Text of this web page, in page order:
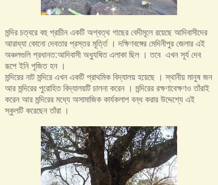
মন্দির চত্বরে বহু প্রাচীন একটি অশ্বত্থ গাছের বেদীমূলে রয়েছে আদিবাসীদের
আরাধ্যা কোনো দেবতার প্রস্তর মূর্ত্তি । দক্ষিণবঙ্গের মেদিনীপুর জেলার এই
অঞ্চলগুলি প্রধানত:আদিবাসী অধ্যুষিত এলাকা ছিল । তবে এখন সূর্য দেব
রূপে ইনি পূজিত হন ।
মন্দিরের নাট মন্দিরে এখন একটি প্রাথমিক বিদ্যালয় হয়েছে । স্থানীয় মানুষ জন
আর মন্দিরের পুরোহিত বিদ্যালয়টি চালনা করেন । মন্দিরের রক্ষণাবেক্ষণও তাঁরাই
করেন আর মন্দিরের মধ্যে অসামাজিক কার্যকলাপ বন্ধ করার উদ্দেশ্যে এই
স্কুলটি করেছেন তাঁরা ।